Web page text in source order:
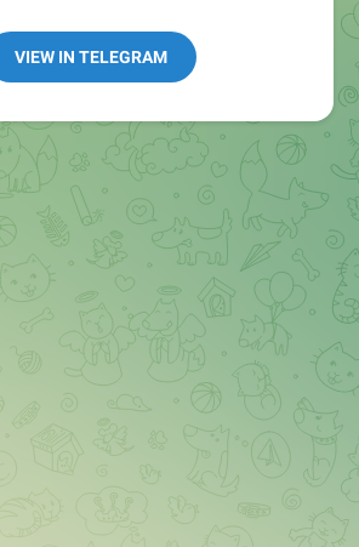
of:@bestoftarnkappe
VIEW IN TELEGRAM